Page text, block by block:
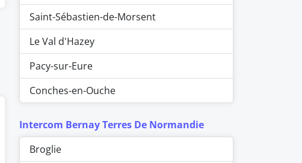
Saint-Sébastien-de-Morsent
Le Val d'Hazey
Pacy-sur-Eure
Conches-en-Ouche
Intercom Bernay Terres De Normandie
Broglie